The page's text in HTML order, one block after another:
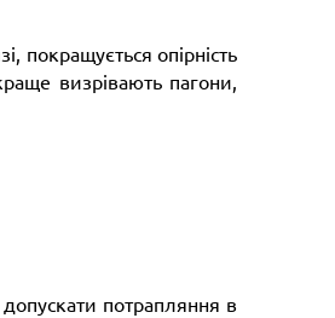
покращується опірність
визрівають пагони,
потрапляння в